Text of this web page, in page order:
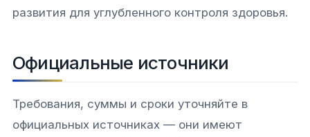
развития для углубленного контроля здоровья.
Официальные источники
Требования, суммы и сроки уточняйте в
официальных источниках — они имеют